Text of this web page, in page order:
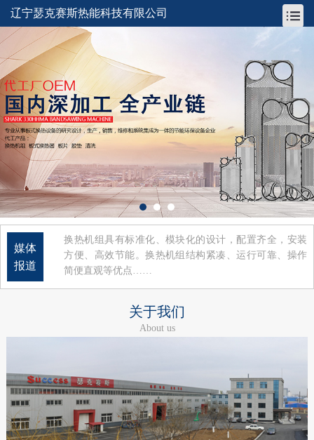
辽宁瑟克赛斯热能科技有限公司
媒体
报道
换热机组具有标准化、模块化的设计，配置齐全，安装
方便、高效节能。换热机组结构紧凑、运行可靠、操作
简便直观等优点……
关于我们
About us